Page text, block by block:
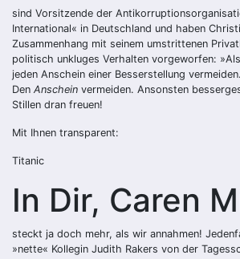
sind Vorsitzende der
International« in Deutschland und haben
Zusammenhang mit seinem umstrittenen
politisch unkluges Verhalten vorgeworfen:
jeden Anschein einer Besserstellung
Den Anschein vermeiden. Ansonsten
Stillen dran freuen!
Mit Ihnen transparent:
Titanic
In Dir, Caren
steckt ja doch mehr, als wir annahmen!
»nette« Kollegin Judith Rakers von der